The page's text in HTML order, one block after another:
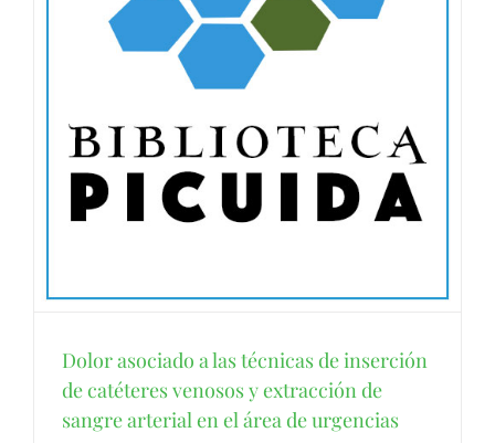
Dolor asociado a las técnicas de inserción
de catéteres venosos y extracción de
sangre arterial en el área de urgencias